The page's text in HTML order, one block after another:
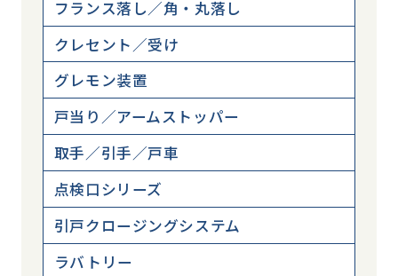
フランス落し／角・丸落し
クレセント／受け
グレモン装置
戸当り／アームストッパー
取手／引手／戸車
点検口シリーズ
引戸クロージングシステム
ラバトリー